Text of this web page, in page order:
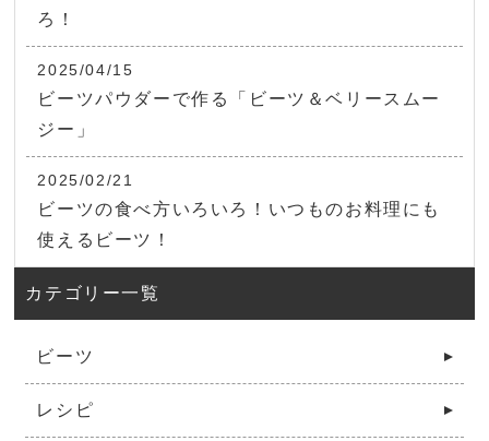
ろ！
2025/04/15
ビーツパウダーで作る「ビーツ＆ベリースムー
ジー」
2025/02/21
ビーツの食べ方いろいろ！いつものお料理にも
使えるビーツ！
カテゴリー一覧
ビーツ
レシピ